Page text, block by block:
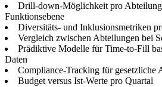
Drill-down-Möglichkeit pro
Funktionsebene
Diversitäts- und Inklusionsmetriken
Vergleich zwischen Abteilungen bei
Prädiktive Modelle für Time-to-Fill
Daten
Compliance-Tracking für gesetzliche
Budget versus Ist-Werte pro Quartal